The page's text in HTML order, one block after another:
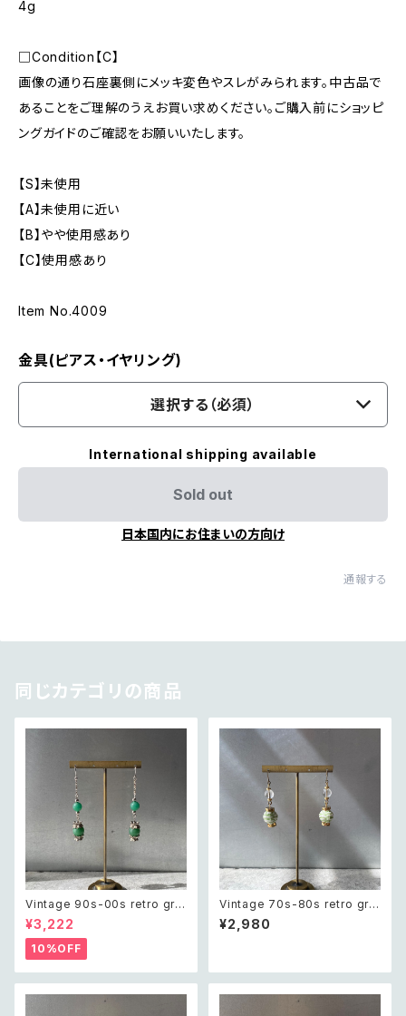
4g
□Condition【C】
画像の通り石座裏側にメッキ変色やスレがみられます。中古品で
あることをご理解のうえお買い求めください。ご購入前にショッピ
ングガイドのご確認をお願いいたします。
【S】未使用
【A】未使用に近い
【B】やや使用感あり
【C】使用感あり
Item No.4009
金具(ピアス・イヤリング)
選択する（必須）
International shipping available
Sold out
日本国内にお住まいの方向け
通報する
同じカテゴリの商品
Vintage 90s-00s retro gre
en aventurine pierce レトロ
ヴィンテージ アクセサリー 天然
石 グリーンアベンチュリン ピア
ス/イヤリング
¥3,222
10%OFF
Vintage 70s-80s retro gre
en bijou classical beads pi
erce レトロ ヴィンテージ アク
¥2,980